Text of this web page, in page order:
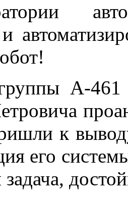
А-461
к
его
задача,